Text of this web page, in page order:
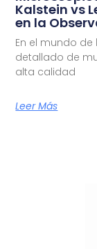
Kalstein vs
en la
En el mundo
detallado de
alta calidad
Leer Más